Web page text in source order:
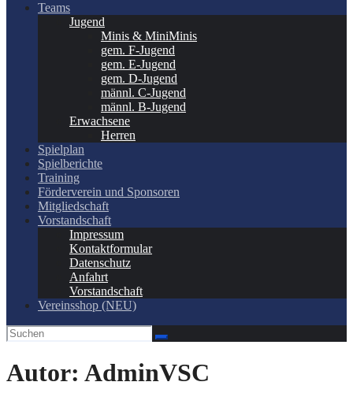
Teams
Jugend
Minis & MiniMinis
gem. F-Jugend
gem. E-Jugend
gem. D-Jugend
männl. C-Jugend
männl. B-Jugend
Erwachsene
Herren
Spielplan
Spielberichte
Training
Förderverein und Sponsoren
Mitgliedschaft
Vorstandschaft
Impressum
Kontaktformular
Datenschutz
Anfahrt
Vorstandschaft
Vereinsshop (NEU)
Autor: AdminVSC